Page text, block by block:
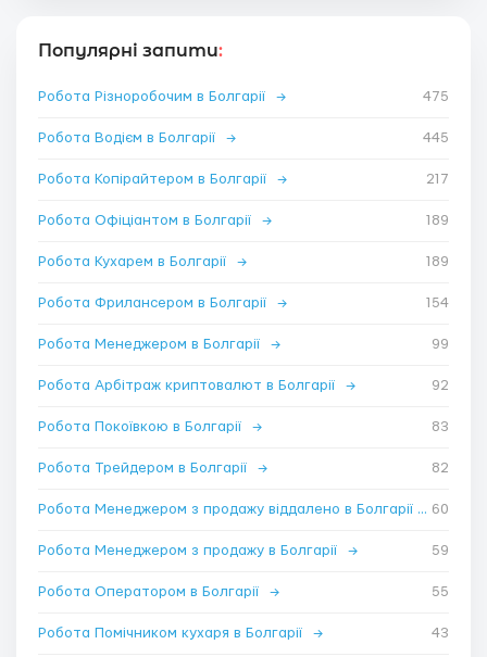
Популярні запити:
Робота Різноробочим в Болгарії → 475
Робота Водієм в Болгарії → 445
Робота Копірайтером в Болгарії → 217
Робота Офіціантом в Болгарії → 189
Робота Кухарем в Болгарії → 189
Робота Фрилансером в Болгарії → 154
Робота Менеджером в Болгарії → 99
Робота Арбітраж криптовалют в Болгарії → 92
Робота Покоївкою в Болгарії → 83
Робота Трейдером в Болгарії → 82
Робота Менеджером з продажу віддалено в Болгарії→60
Робота Менеджером з продажу в Болгарії → 59
Робота Оператором в Болгарії → 55
Робота Помічником кухаря в Болгарії → 43